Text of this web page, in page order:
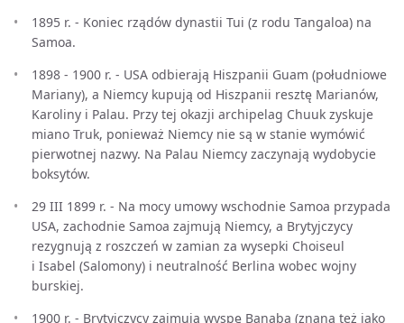
1895 r. - Koniec rządów dynastii Tui (z rodu Tangaloa) na
Samoa.
1898 - 1900 r. - USA odbierają Hiszpanii Guam (południowe
Mariany), a Niemcy kupują od Hiszpanii resztę Marianów,
Karoliny i Palau. Przy tej okazji archipelag Chuuk zyskuje
miano Truk, ponieważ Niemcy nie są w stanie wymówić
pierwotnej nazwy. Na Palau Niemcy zaczynają wydobycie
boksytów.
29 III 1899 r. - Na mocy umowy wschodnie Samoa przypada
USA, zachodnie Samoa zajmują Niemcy, a Brytyjczycy
rezygnują z roszczeń w zamian za wysepki Choiseul
i Isabel (Salomony) i neutralność Berlina wobec wojny
burskiej.
1900 r. - Brytyjczycy zajmują wyspę Banaba (znaną też jako